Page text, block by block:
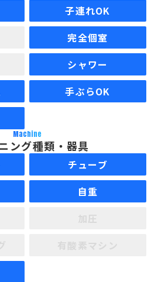
子連れOK
完全個室
シャワー
手ぶらOK
Machine
ング種類・器具
チューブ
自重